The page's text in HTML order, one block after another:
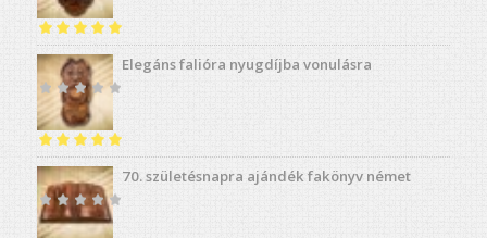
Értékelés:5.00
/ 5
Elegáns falióra nyugdíjba vonulásra
Értékelés:5.00
/ 5
70. születésnapra ajándék fakönyv német